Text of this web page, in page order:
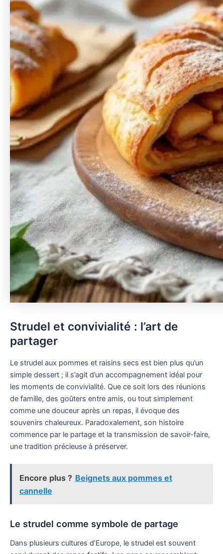
Strudel et convivialité : l’art de
partager
Le strudel aux pommes et raisins secs est bien plus qu’un
simple dessert ; il s’agit d’un accompagnement idéal pour
les moments de convivialité. Que ce soit lors des réunions
de famille, des goûters entre amis, ou tout simplement
comme une douceur après un repas, il évoque des
souvenirs chaleureux. Paradoxalement, son histoire
commence par le partage et la transmission de savoir-faire,
une tradition précieuse à préserver.
Encore plus ? Beignets aux pommes et
cannelle
Le strudel comme symbole de partage
Dans plusieurs cultures d’Europe, le strudel est souvent